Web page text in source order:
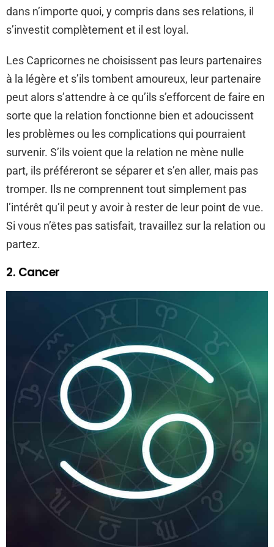
dans n’importe quoi, y compris dans ses relations, il
s’investit complètement et il est loyal.
Les Capricornes ne choisissent pas leurs partenaires
à la légère et s’ils tombent amoureux, leur partenaire
peut alors s’attendre à ce qu’ils s’efforcent de faire en
sorte que la relation fonctionne bien et adoucissent
les problèmes ou les complications qui pourraient
survenir. S’ils voient que la relation ne mène nulle
part, ils préféreront se séparer et s’en aller, mais pas
tromper. Ils ne comprennent tout simplement pas
l’intérêt qu’il peut y avoir à rester de leur point de vue.
Si vous n’êtes pas satisfait, travaillez sur la relation ou
partez.
2. Cancer